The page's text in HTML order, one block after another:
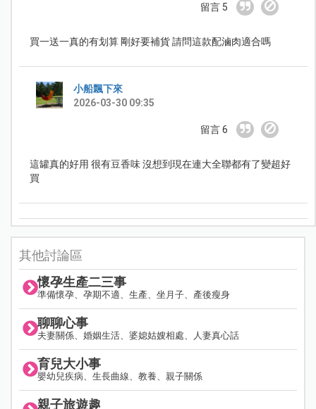
留言 5
買一送一真的有划算 剛好要補貨 請問這款配滷肉適合嗎
小船飄下來
2026-03-30 09:35
留言 6
這罐真的好用 很有豆香味 沒想到現在連大全聯都有了變超好
買
其他討論區
懷孕生產二三事
準備懷孕、孕期不適、生產、坐月子、產後瘦身
聊聊心事
夫妻關係、婚姻生活、婆媳姑嫂相處、人妻真心話
育兒大小事
嬰幼兒疾病、生長曲線、教養、親子關係
親子旅遊趣